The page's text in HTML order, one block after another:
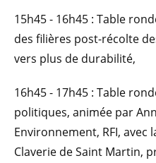
15h45 - 16h45 : Table
des filières post-récolte
vers plus de durabilité,
16h45 - 17h45 : Table
politiques, animée par
Environnement, RFI,
Claverie de Saint Martin,